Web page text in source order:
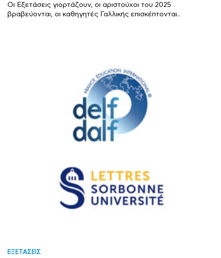
Οι Εξετάσεις γιορτάζουν, οι αριστούχοι του 2025
βραβεύονται, οι καθηγητές Γαλλικής επισκέπτονται..
ΕΞΕΤΑΣΕΙΣ